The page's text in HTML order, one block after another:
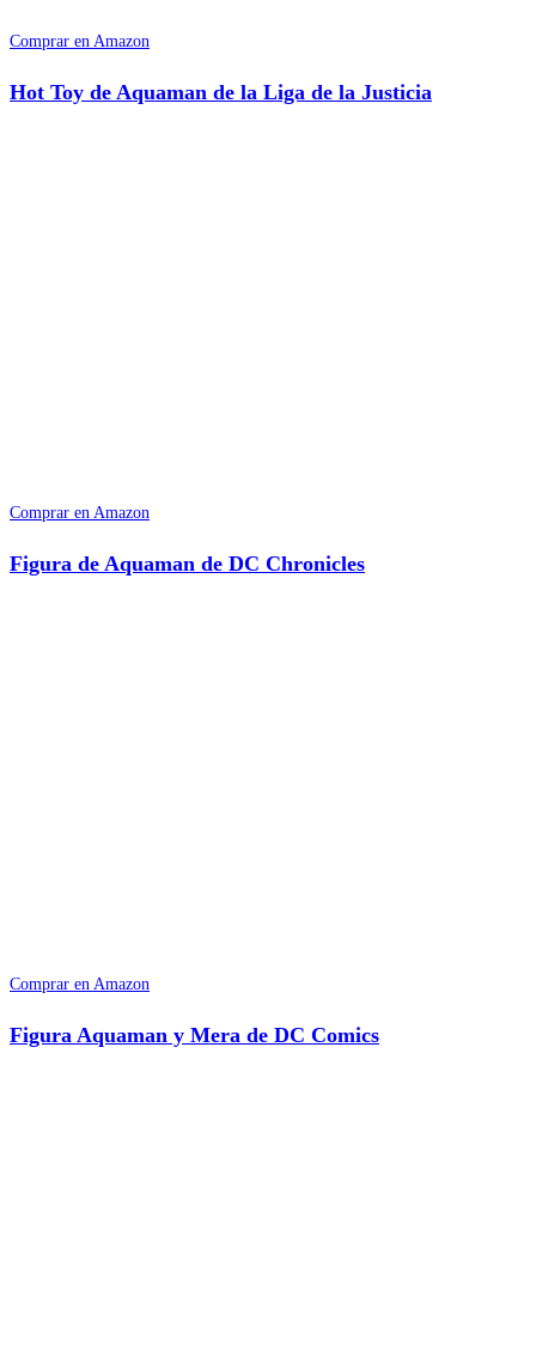
Comprar en Amazon
Hot Toy de Aquaman de la Liga de la Justicia
Comprar en Amazon
Figura de Aquaman de DC Chronicles
Comprar en Amazon
Figura Aquaman y Mera de DC Comics